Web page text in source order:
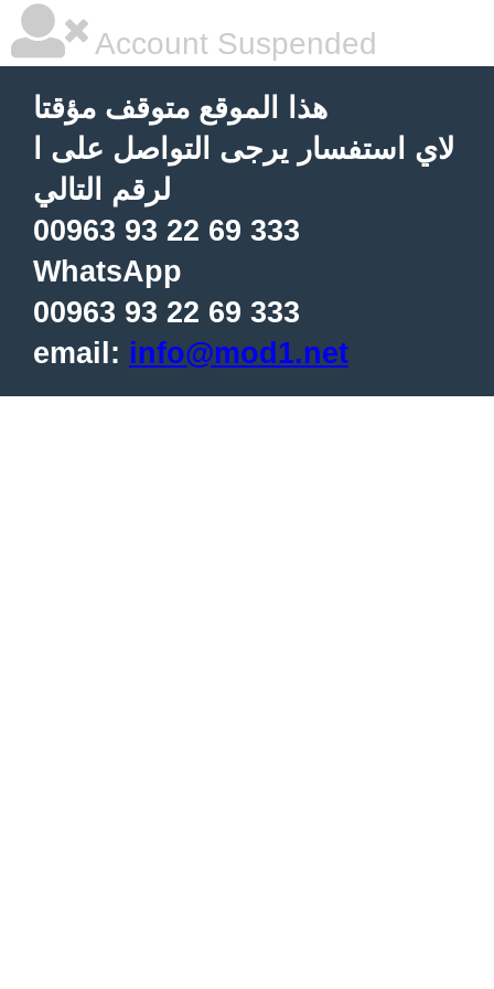
Account Suspended
هذا الموقع متوقف مؤقتا
لاي استفسار يرجى التواصل على ا
لرقم التالي
00963 93 22 69 333
WhatsApp
00963 93 22 69 333
email: info@mod1.net